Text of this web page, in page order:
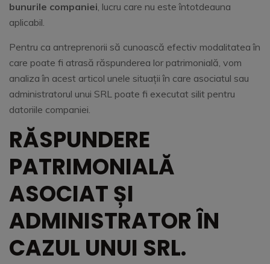
bunurile companiei, lucru care nu este întotdeauna
aplicabil.
Pentru ca antreprenorii să cunoască efectiv modalitatea în
care poate fi atrasă răspunderea lor patrimonială, vom
analiza în acest articol unele situații în care asociatul sau
administratorul unui SRL poate fi executat silit pentru
datoriile companiei.
RĂSPUNDERE
PATRIMONIALĂ
ASOCIAT ȘI
ADMINISTRATOR ÎN
CAZUL UNUI SRL.